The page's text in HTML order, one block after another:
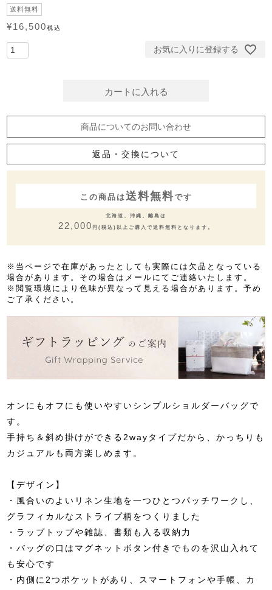
送料無料
¥16,500税込
お気に入りに登録する
カートに入れる
商品についてのお問い合わせ
返品・交換について
この商品は送料無料です
北海道、沖縄、離島は
22,000 円(税込)以上ご購入で送料無料となります。
※当ページで在庫があったとしても実際には欠品となっている
場合があります。その場合はメールにてご連絡いたします。
※閲覧環境により色味が異なって見える場合があります。予め
ご了承ください。
オンにもオフにも使いやすいシンプルショルダーバッグで
す。
手持ち＆斜め掛けができる2wayタイプだから、かっちりも
カジュアルも両方楽しめます。
【デザイン】
・風合いのよいリネン生地を一つひとつパッチワークし、
グラフィカルなストライプ柄をつくりました
・ラップトップや雑誌、書類も入る収納力
・バッグの口はマグネットボタン付きでものを沢山入れて
も安心です
・内側に2つポケットがあり、スマートフォンや手帳、カ